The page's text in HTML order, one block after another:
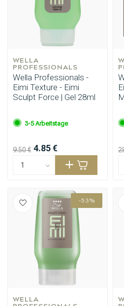
WELLA
PROFESSIONALS
Wella Professionals -
Eimi Texture - Eimi
Sculpt Force | Gel 28ml
3-5 Arbeitstage
9.50 € 4.85 €
-53%
WELLA